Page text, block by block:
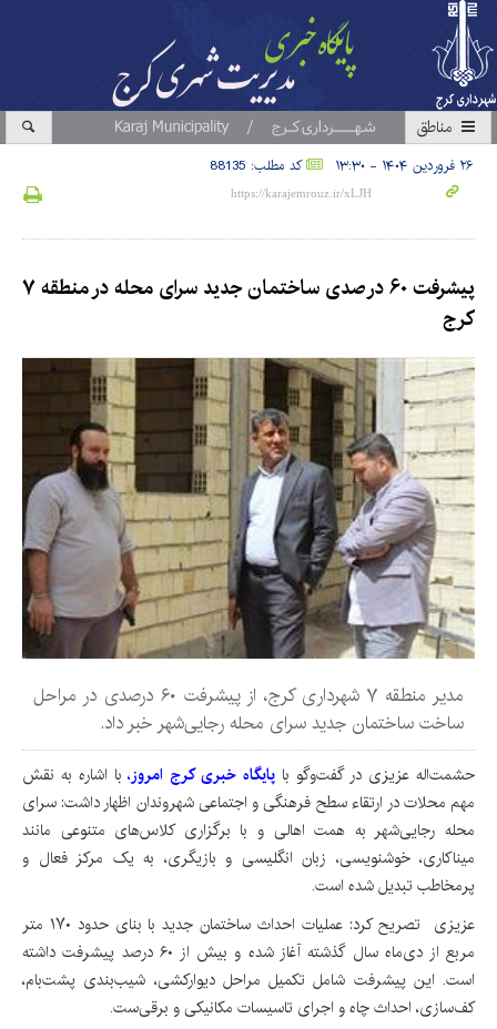
مناطق
۲۶ فروردین ۱۴۰۴ - ۱۳:۳۰ کد مطلب: 88135
پیشرفت ۶۰ درصدی ساختمان جدید سرای محله در منطقه ۷
کرج
مدیر منطقه ۷ شهرداری کرج، از پیشرفت ۶۰ درصدی در مراحل
ساخت ساختمان جدید سرای محله رجایی‌شهر خبر داد.
حشمت‌اله عزیزی در گفت‌وگو باپایگاه خبری کرج امروز، با اشاره به نقش
مهم محلات در ارتقاء سطح فرهنگی و اجتماعی شهروندان اظهار داشت: سرای
محله رجایی‌شهر به همت اهالی و با برگزاری کلاس‌های متنوعی مانند
میناکاری، خوشنویسی، زبان انگلیسی و بازیگری، به یک مرکز فعال و
پرمخاطب تبدیل شده است.
عزیزی تصریح کرد: عملیات احداث ساختمان جدید با بنای حدود ۱۷۰ متر
مربع از دی‌ماه سال گذشته آغاز شده و بیش از ۶۰ درصد پیشرفت داشته
است. این پیشرفت شامل تکمیل مراحل دیوارکشی، شیب‌بندی پشت‌بام،
کف‌سازی، احداث چاه و اجرای تاسیسات مکانیکی و برقی‌ست.